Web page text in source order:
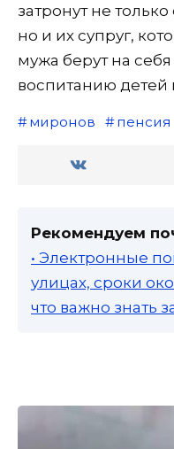
затронут не
но и их супруг,
мужа берут на
воспитанию
миронов пенсия
Рекомендуем
• Электронные
улицах, сроки
что важно знать